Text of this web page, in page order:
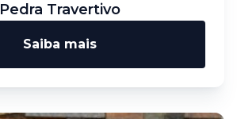
Pedra Travertivo
Saiba mais